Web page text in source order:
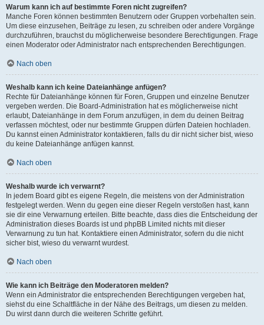
Warum kann ich auf bestimmte Foren nicht zugreifen?
Manche Foren können bestimmten Benutzern oder Gruppen vorbehalten sein.
Um diese einzusehen, Beiträge zu lesen, zu schreiben oder andere Vorgänge
durchzuführen, brauchst du möglicherweise besondere Berechtigungen. Frage
einen Moderator oder Administrator nach entsprechenden Berechtigungen.
Nach oben
Weshalb kann ich keine Dateianhänge anfügen?
Rechte für Dateianhänge können für Foren, Gruppen und einzelne Benutzer
vergeben werden. Die Board-Administration hat es möglicherweise nicht
erlaubt, Dateianhänge in dem Forum anzufügen, in dem du deinen Beitrag
verfassen möchtest, oder nur bestimmte Gruppen dürfen Dateien hochladen.
Du kannst einen Administrator kontaktieren, falls du dir nicht sicher bist, wieso
du keine Dateianhänge anfügen kannst.
Nach oben
Weshalb wurde ich verwarnt?
In jedem Board gibt es eigene Regeln, die meistens von der Administration
festgelegt werden. Wenn du gegen eine dieser Regeln verstoßen hast, kann
sie dir eine Verwarnung erteilen. Bitte beachte, dass dies die Entscheidung der
Administration dieses Boards ist und phpBB Limited nichts mit dieser
Verwarnung zu tun hat. Kontaktiere einen Administrator, sofern du die nicht
sicher bist, wieso du verwarnt wurdest.
Nach oben
Wie kann ich Beiträge den Moderatoren melden?
Wenn ein Administrator die entsprechenden Berechtigungen vergeben hat,
siehst du eine Schaltfläche in der Nähe des Beitrags, um diesen zu melden.
Du wirst dann durch die weiteren Schritte geführt.